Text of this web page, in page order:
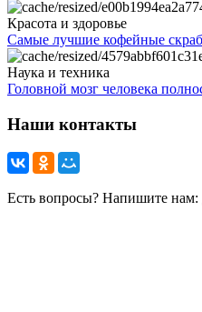
Красота и здоровье
Самые лучшие кофейные
Наука и техника
Головной мозг человека
Наши контакты
Есть вопросы? Напишите нам: